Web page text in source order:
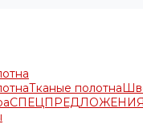
Тканые полотна
СПЕЦПРЕДЛОЖЕНИЯ